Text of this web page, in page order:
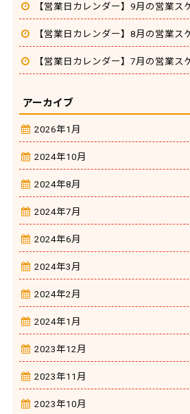
【営業日カレンダー】9月の営業ス
【営業日カレンダー】8月の営業ス
【営業日カレンダー】7月の営業ス
アーカイブ
2026年1月
2024年10月
2024年8月
2024年7月
2024年6月
2024年3月
2024年2月
2024年1月
2023年12月
2023年11月
2023年10月